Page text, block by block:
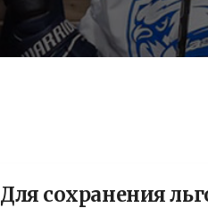
Для сохранения